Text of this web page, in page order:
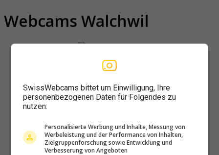
Webcams Walchwil
SwissWebcams bittet um Einwilligung, Ihre
personenbezogenen Daten für Folgendes zu
nutzen:
Personalisierte Werbung und Inhalte, Messung von
Werbeleistung und der Performance von Inhalten,
Zielgruppenforschung sowie Entwicklung und
Verbesserung von Angeboten